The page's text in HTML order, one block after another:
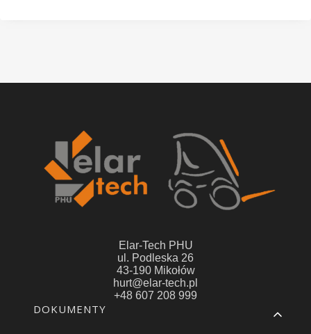
Elar-Tech PHU
ul. Podleska 26
43-190 Mikołów
hurt@elar-tech.pl
+48 607 208 999
Linki w stopce
DOKUMENTY